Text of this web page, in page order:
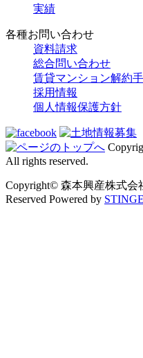
実績
各種お問い合わせ
資料請求
総合問い合わせ
賃貸マンション解約
採用情報
個人情報保護方針
All rights reserved.
Copyright© 森本興産株式会
Reserved Powered by